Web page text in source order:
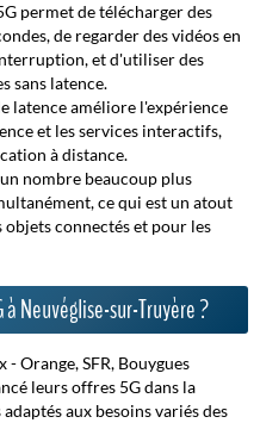
permet de télécharger des
de regarder des vidéos en
et d'utiliser des
sans latence.
latence améliore l'expérience
et les services interactifs,
à distance.
nombre beaucoup plus
ce qui est un atout
connectés et pour les
Neuvéglise-sur-Truyère ?
Orange, SFR, Bouygues
leurs offres 5G dans la
aux besoins variés des